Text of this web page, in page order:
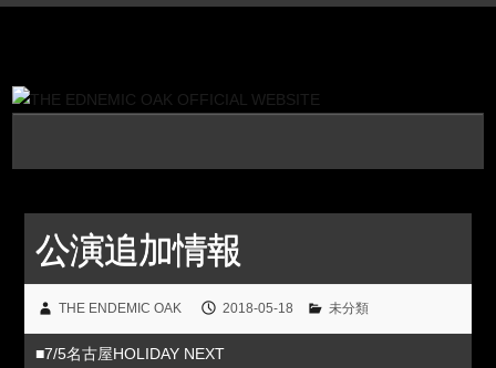
公演追加情報
THE ENDEMIC OAK 2018-05-18 未分類
■7/5名古屋HOLIDAY NEXT